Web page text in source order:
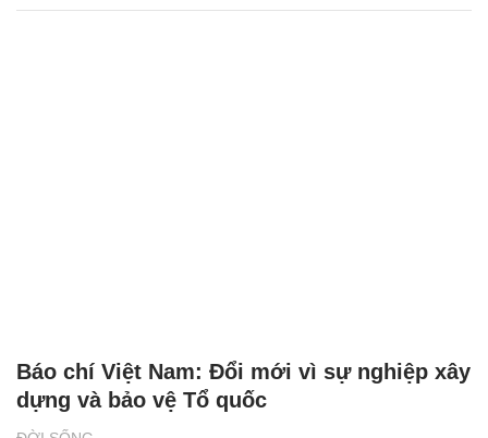
Báo chí Việt Nam: Đổi mới vì sự nghiệp xây
dựng và bảo vệ Tổ quốc